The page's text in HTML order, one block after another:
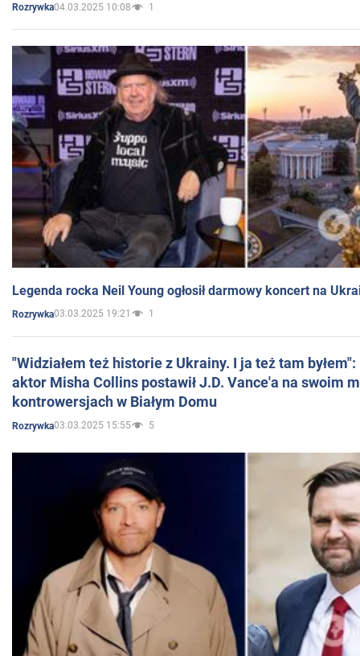
Rozrywka04.03.2025 10:08 1
Legenda rocka Neil Young ogłosił darmowy koncert na
Rozrywka03.03.2025 19:21 1
"Widziałem też historie z Ukrainy. I ja też tam
aktor Misha Collins postawił J.D. Vance'a na swoim
kontrowersjach w Białym Domu
Rozrywka03.03.2025 15:55 5